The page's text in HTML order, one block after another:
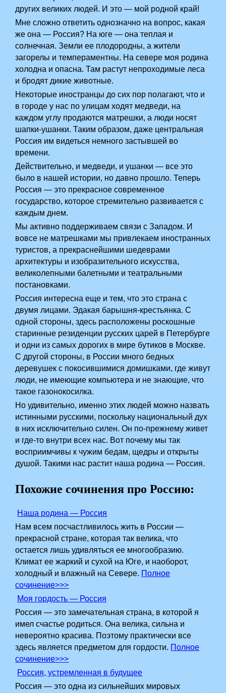
других великих людей. И это — мой родной край!
Мне сложно ответить однозначно на вопрос, какая
же она — Россия? На юге — она теплая и
солнечная. Земли ее плодородны, а жители
загорелы и темпераментны. На севере моя родина
холодна и опасна. Там растут непроходимые леса
и бродят дикие животные.
Некоторые иностранцы до сих пор полагают, что и
в городе у нас по улицам ходят медведи, на
каждом углу продаются матрешки, а люди носят
шапки-ушанки. Таким образом, даже центральная
Россия им видеться немного застывшей во
времени.
Действительно, и медведи, и ушанки — все это
было в нашей истории, но давно прошло. Теперь
Россия — это прекрасное современное
государство, которое стремительно развивается с
каждым днем.
Мы активно поддерживаем связи с Западом. И
вовсе не матрешками мы привлекаем иностранных
туристов, а прекраснейшими шедеврами
архитектуры и изобразительного искусства,
великолепными балетными и театральными
постановками.
Россия интересна еще и тем, что это страна с
двумя лицами. Эдакая барышня-крестьянка. С
одной стороны, здесь расположены роскошные
старинные резиденции русских царей в Петербурге
и одни из самых дорогих в мире бутиков в Москве.
С другой стороны, в России много бедных
деревушек с покосившимися домишками, где живут
люди, не имеющие компьютера и не знающие, что
такое газонокосилка.
Но удивительно, именно этих людей можно назвать
истинными русскими, поскольку национальный дух
в них исключительно силен. Он по-прежнему живет
и где-то внутри всех нас. Вот почему мы так
восприимчивы к чужим бедам, щедры и открыты
душой. Такими нас растит наша родина — Россия.
Похожие сочинения про Россию:
Наша родина — Россия
Нам всем посчастливилось жить в России —
прекрасной стране, которая так велика, что
остается лишь удивляться ее многообразию.
Климат ее жаркий и сухой на Юге, и наоборот,
холодный и влажный на Севере. Полное
сочинение>>>
Моя гордость — Россия
Россия — это замечательная страна, в которой я
имел счастье родиться. Она велика, сильна и
невероятно красива. Поэтому практически все
здесь является предметом для гордости. Полное
сочинение>>>
Россия, устремленная в будущее
Россия — это одна из сильнейших мировых